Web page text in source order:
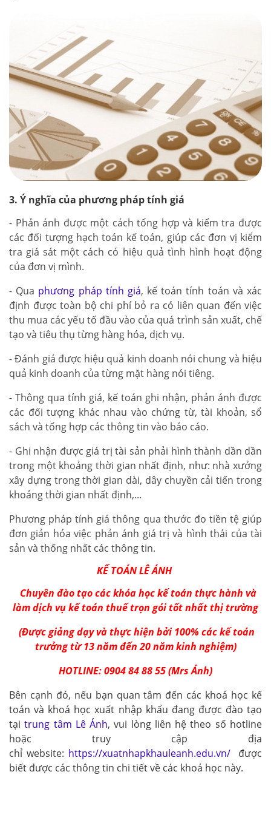
3. Ý nghĩa của phương pháp tính giá
- Phản ánh được một cách tổng hợp và kiểm tra được
các đối tượng hạch toán kế toán, giúp các đơn vị kiểm
tra giá sát một cách có hiệu quả tình hình hoạt động
của đơn vị mình.
- Qua phương pháp tính giá, kế toán tính toán và xác
định được toàn bộ chi phí bỏ ra có liên quan đến việc
thu mua các yếu tố đầu vào của quá trình sản xuất, chế
tạo và tiêu thụ từng hàng hóa, dịch vụ.
- Đánh giá được hiệu quả kinh doanh nói chung và hiệu
quả kinh doanh của từng mặt hàng nói tiêng.
- Thông qua tính giá, kế toán ghi nhận, phản ánh được
các đối tượng khác nhau vào chứng từ, tài khoản, sổ
sách và tổng hợp các thông tin vào báo cáo.
- Ghi nhận được giá trị tài sản phải hình thành dần dần
trong một khoảng thời gian nhất định, như: nhà xưởng
xây dựng trong thời gian dài, dây chuyền cải tiến trong
khoảng thời gian nhất định,...
Phương pháp tính giá thông qua thước đo tiền tệ giúp
đơn giản hóa việc phản ánh giá trị và hình thái của tài
sản và thống nhất các thông tin.
KẾ TOÁN LÊ ÁNH
Chuyên đào tạo cáckhóa học kế toán thực hành và
làm dịch vụ kế toán thuế trọn gói tốt nhất thị trường
(Được giảng dạy và thực hiện bởi 100% các kế toán
trưởng từ 13 năm đến 20 năm kinh nghiệm)
HOTLINE: 0904 84 88 55 (Mrs Ánh)
Bên cạnh đó, nếu bạn quan tâm đến các khoá học kế
toán và khoá học xuất nhập khẩu đang được đào tạo
tạitrung tâm Lê Ánh, vui lòng liên hệ theo số hotline
hoặc truy cập địa
chỉ website: https://xuatnhapkhauleanh.edu.vn/được
biết được các thông tin chi tiết về các khoá học này.